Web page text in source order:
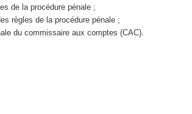
de la procédure pénale ;
règles de la procédure pénale ;
du commissaire aux comptes (CAC).